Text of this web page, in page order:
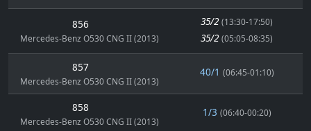
856
Mercedes-Benz O530 CNG II (2013)
35/2 (13:30-17:50)
35/2 (05:05-08:35)
857
Mercedes-Benz O530 CNG II (2013)
40/1 (06:45-01:10)
858
Mercedes-Benz O530 CNG II (2013)
1/3 (06:40-00:20)